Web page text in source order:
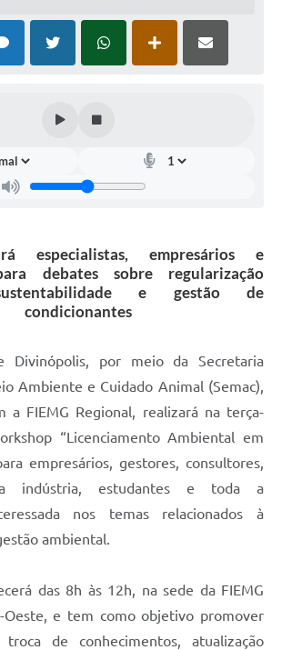
especialistas, empresários e
debates sobre regularização
e gestão de
condicionantes
Divinópolis, por meio da Secretaria
Ambiente e Cuidado Animal (Semac),
a FIEMG Regional, realizará na terça-
“Licenciamento Ambiental em
empresários, gestores, consultores,
indústria, estudantes e toda a
nos temas relacionados à
ambiental.
das 8h às 12h, na sede da FIEMG
Oeste, e tem como objetivo promover
de conhecimentos, atualização